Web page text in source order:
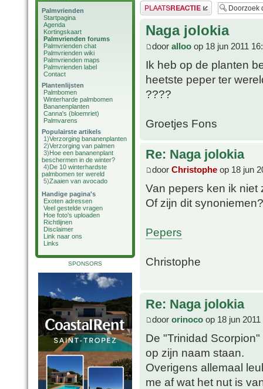
Palmvrienden
Startpagina
Agenda
Kortingskaart
Palmvrienden forums
Palmvrienden chat
Palmvrienden wiki
Palmvrienden maps
Palmvrienden label
Contact
Plantenlijsten
Palmbomen
Winterharde palmbomen
Bananenplanten
Canna's (bloemriet)
Palmvarens
Populairste artikels
1)Verzorging bananenplanten
2)Verzorging van palmen
3)Hoe een bananenplant
beschermen in de winter?
4)De 10 winterhardste
palmbomen ter wereld
5)Zaaien van avocado
Handige pagina's
Exoten adressen
Veel gestelde vragen
Hoe foto's uploaden
Richtlijnen
Disclaimer
Link naar ons
Links
SPONSORS
Plaats een reactie
Naga jolokia
door alloo op 18 jun 2011
Ik heb op de planten
heetste peper ter
????
Groetjes Fons
Re: Naga jolokia
door Christophe op 18 jun
Van pepers ken ik niet
Of zijn dit synoniemen?
Pepers
Christophe
Re: Naga jolokia
door orinoco op 18 jun 2011
De "Trinidad
op zijn naam staan.
Overigens allemaal
me af wat het nut is